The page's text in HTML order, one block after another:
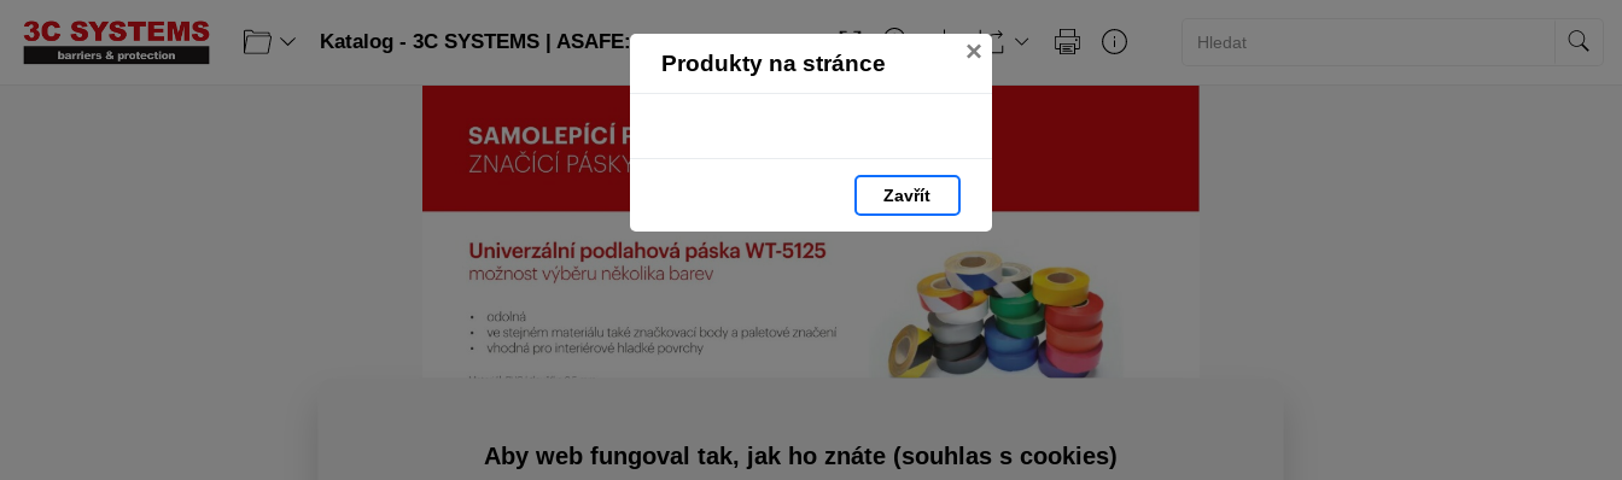
Produkty na stránce ×
Zavřít
Katalog - 3C SYSTEMS | ASAFE: strana 64
Aby web fungoval tak, jak ho znáte (souhlas s cookies)